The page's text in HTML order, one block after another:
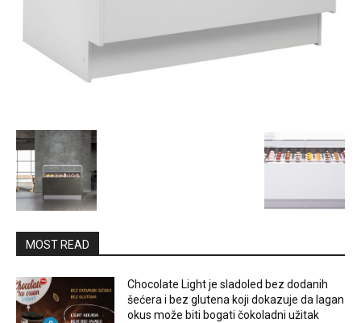
MOST READ
Chocolate Light je sladoled bez dodanih
šećera i bez glutena koji dokazuje da lagan
okus može biti bogati čokoladni užitak